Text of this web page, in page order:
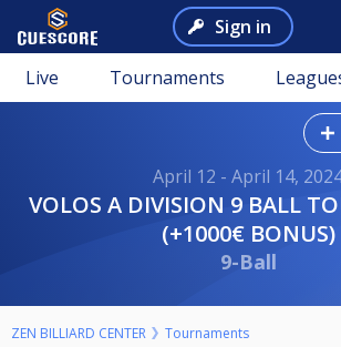
Sign in
Live Tournaments
April 12 - April 14,
VOLOS A DIVISION 9 BALL TOURNAMENT
(+1000€ BONUS)
9-Ball
ZEN BILLIARD CENTER Tournaments